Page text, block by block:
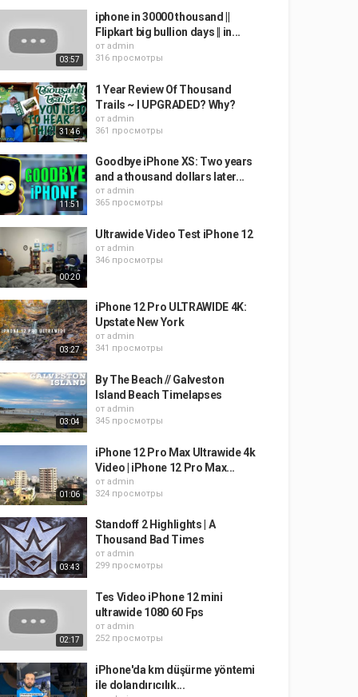
03:57
iphone in 30000 thousand ||
Flipkart big bullion days || in...
от admin
316 просмотры
31:46
1 Year Review Of Thousand
Trails ~ I UPGRADED? Why?
от admin
361 просмотры
11:51
Goodbye iPhone XS: Two years
and a thousand dollars later...
от admin
365 просмотры
00:20
Ultrawide Video Test iPhone 12
от admin
346 просмотры
03:27
iPhone 12 Pro ULTRAWIDE 4K:
Upstate New York
от admin
341 просмотры
03:04
By The Beach // Galveston
Island Beach Timelapses
от admin
345 просмотры
01:06
iPhone 12 Pro Max Ultrawide 4k
Video | iPhone 12 Pro Max...
от admin
324 просмотры
03:43
Standoff 2 Highlights | A
Thousand Bad Times
от admin
299 просмотры
02:17
Tes Video iPhone 12 mini
ultrawide 1080 60 Fps
от admin
252 просмотры
iPhone'da km düşürme yöntemi
ile dolandırıcılık...